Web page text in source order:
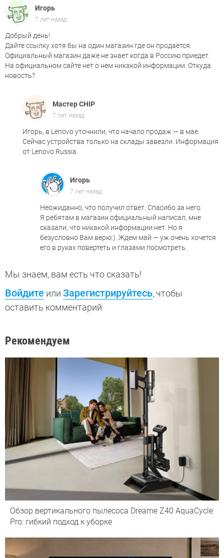
Игорь
7 лет назад
Добрый день!
Дайте ссылку хотя бы на один магазин где он продается.
Официальный магазин даже не знает когда в Россию приедет.
На официальном сайте нет о нем никакой информации. Откуда
новость?
Мастер CHIP
7 лет назад
Игорь, в Lenovo уточнили, что начало продаж — в мае.
Сейчас устройства только на склады завезли. Информация
от Lenovo Russia
Игорь
7 лет назад
Неожиданно, что получил ответ. Спасибо за него.
Я ребятам в магазин официальный написал, мне
сказали, что никакой информации нет. Но я
безусловно Вам верю:). Ждем май — уж очень хочется
его в руках повертеть и глазами посмотреть.
Мы знаем, вам есть что сказать!
Войдите или Зарегистрируйтесь, чтобы
оставить комментарий
Рекомендуем
Обзор вертикального пылесоса Dreame Z40 AquaCycle
Pro: гибкий подход к уборке